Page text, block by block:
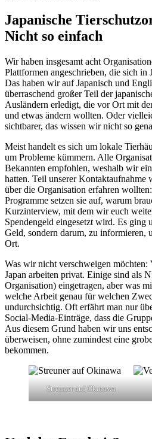
Japanische
Nicht so einfach
Wir haben insgesamt acht
Plattformen angeschrieben, die sich in
Das haben wir auf Japanisch und
überraschend großer Teil der
Ausländern erledigt, die vor Ort mit
und etwas ändern wollten. Oder
sichtbarer, das wissen wir nicht so
Meist handelt es sich um lokale
um Probleme kümmern. Alle
Bekannten empfohlen, weshalb wir
hatten. Teil unserer Kontaktaufnahme
über die Organisation erfahren
Programme setzen sie auf, warum
Kurzinterview, mit dem wir euch
Spendengeld eingesetzt wird. Es ging
Geld, sondern darum, zu informieren,
Ort.
Was wir nicht verschweigen möchten:
Japan arbeiten privat. Einige sind als
Organisation) eingetragen, aber was
welche Arbeit genau für welchen
undurchsichtig. Oft erfährt man nur
Social-Media-Einträge, dass die
Aus diesem Grund haben wir uns
überweisen, ohne zumindest eine
bekommen.
Streuner auf Okinawa